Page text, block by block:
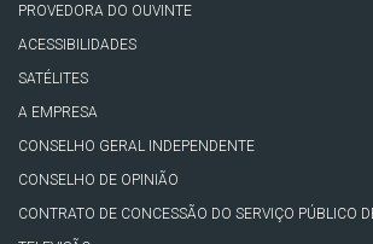
PROVEDORA DO OUVINTE
ACESSIBILIDADES
SATÉLITES
A EMPRESA
CONSELHO GERAL INDEPENDENTE
CONSELHO DE OPINIÃO
CONTRATO DE CONCESSÃO DO SERVIÇO PÚBLICO